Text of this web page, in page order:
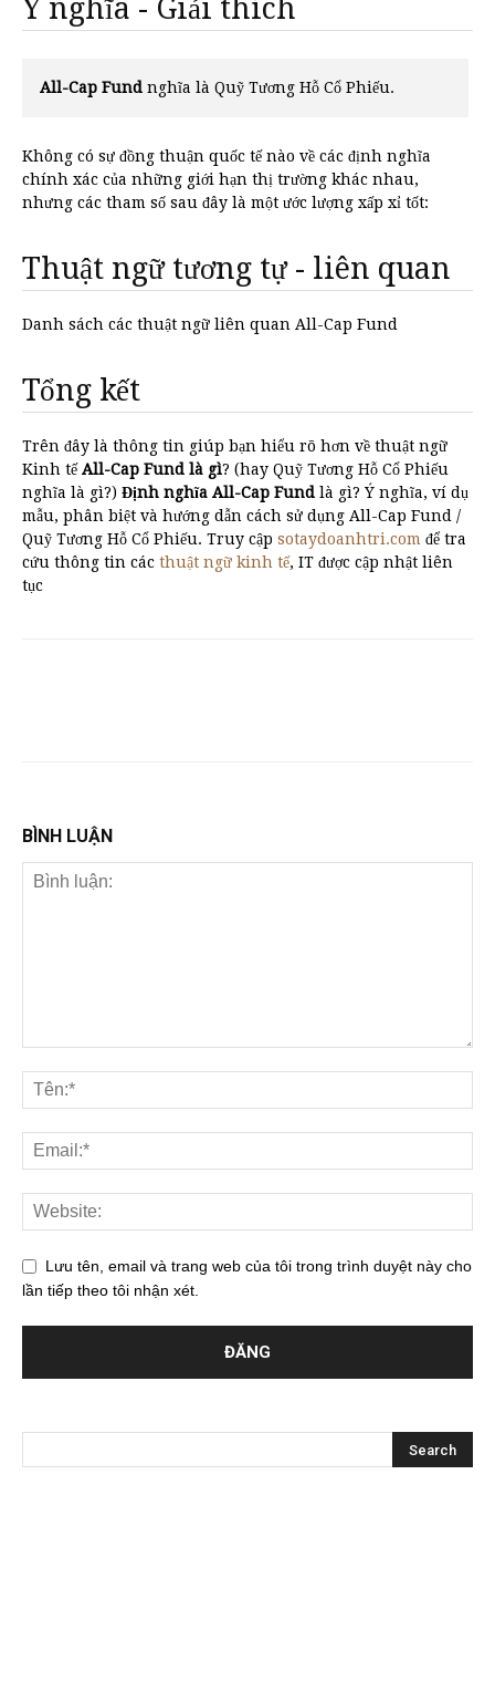
Ý nghĩa - Giải thích
All-Cap Fund nghĩa là Quỹ Tương Hỗ Cổ Phiếu.
Không có sự đồng thuận quốc tế nào về các định nghĩa
chính xác của những giới hạn thị trường khác nhau,
nhưng các tham số sau đây là một ước lượng xấp xỉ tốt:
Thuật ngữ tương tự - liên quan
Danh sách các thuật ngữ liên quan All-Cap Fund
Tổng kết
Trên đây là thông tin giúp bạn hiểu rõ hơn về thuật ngữ
Kinh tếAll-Cap Fund là gì? (hay Quỹ Tương Hỗ Cổ Phiếu
nghĩa là gì?) Định nghĩa All-Cap Fund là gì? Ý nghĩa, ví dụ
mẫu, phân biệt và hướng dẫn cách sử dụng All-Cap Fund /
Quỹ Tương Hỗ Cổ Phiếu. Truy cập sotaydoanhtri.com để tra
cứu thông tin các thuật ngữ kinh tế, IT được cập nhật liên
tục
BÌNH LUẬN
Lưu tên, email và trang web của tôi trong trình duyệt này cho
lần tiếp theo tôi nhận xét.